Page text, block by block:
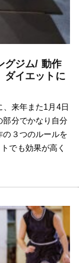
グジム/ 動作
ダイエットに
来年また1月4日
分でかなり自分
の３つのルールを
でも効果が高く